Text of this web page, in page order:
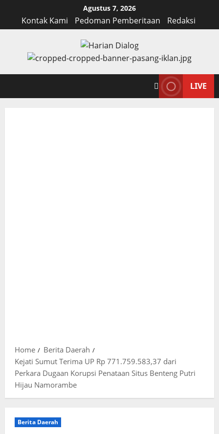
content
Agustus 7, 2026
Kontak Kami Pedoman Pemberitaan Redaksi
LIVE
Home
Berita Daerah
Kejati Sumut Terima UP Rp 771.759.583,37 dari
Perkara Dugaan Korupsi Penataan Situs Benteng Putri
Hijau Namorambe
Berita Daerah